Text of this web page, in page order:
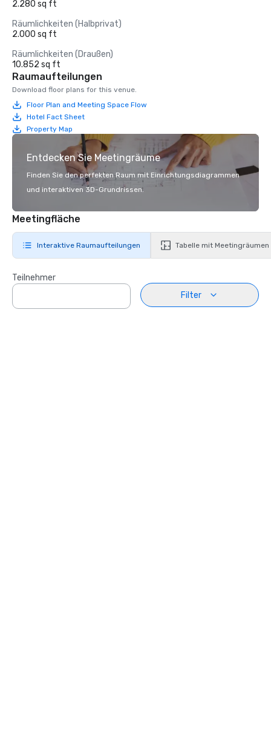
2.280 sq ft
Räumlichkeiten (Halbprivat)
2.000 sq ft
Räumlichkeiten (Draußen)
10.852 sq ft
Raumaufteilungen
Download floor plans for this venue.
Floor Plan and Meeting Space Flow
Hotel Fact Sheet
Property Map
Entdecken Sie Meetingräume
Finden Sie den perfekten Raum mit Einrichtungsdiagrammen
und interaktiven 3D-Grundrissen.
Meetingfläche
Interaktive Raumaufteilungen Tabelle mit Meetingräumen
Teilnehmer
Filter